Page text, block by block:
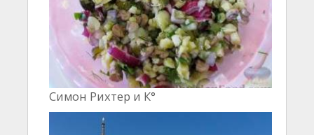
Симон Рихтер и К°